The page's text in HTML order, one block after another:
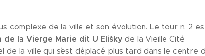
complexe de la ville et son évolution. Le tour n. 2
de la Vierge Marie dit U Elišky de la Vieille Cité
la ville qui s´est déplacé plus tard dans le centre